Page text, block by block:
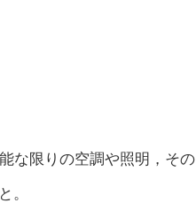
な限りの空調や照明，その
。